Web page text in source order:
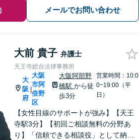
メールでお問い合わせ
大前 貴子 弁護士
天王寺総合法律事務所
大
阪
府
|
大阪
市阿
倍野
区
大阪阿部野
橋駅から徒
歩3分
営業時間：10:0
0~19:00（平
日）
【女性目線のサポートが強み】【天王
寺駅3分】【初回ご相談無料の分野あ
り】「信頼できる相談役」として納得